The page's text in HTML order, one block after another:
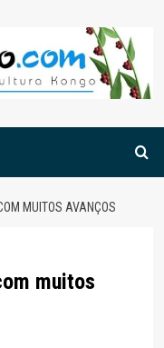
MUITOS AVANÇOS
muitos